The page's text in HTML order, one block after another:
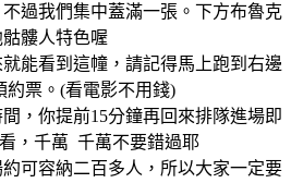
過我們集中蓋滿一張。下方布魯克
髏人特色喔
能看到這幢，請記得馬上跑到右邊
約票。(看電影不用錢)
，你提前15分鐘再回來排隊進場即
，千萬 千萬不要錯過耶
可容納二百多人，所以大家一定要